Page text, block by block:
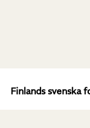
Finlands svenska